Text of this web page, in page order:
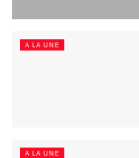
A LA UNE
A LA UNE